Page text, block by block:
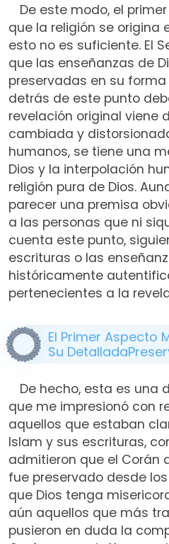
De este modo, el
que la religión se origina
esto no es suficiente. El
que las enseñanzas de
preservadas en su forma
detrás de este punto
revelación original viene
cambiada y
humanos, se tiene una
Dios y la interpolación
religión pura de Dios.
parecer una premisa
a las personas que ni
cuenta este punto,
escrituras o las
históricamente
pertenecientes a la
El Primer Aspecto
Su
De hecho, esta es una
que me impresionó con
aquellos que estaban
Islam y sus escrituras,
admitieron que el Corán
fue preservado desde
que Dios tenga
aún aquellos que más
pusieron en duda la